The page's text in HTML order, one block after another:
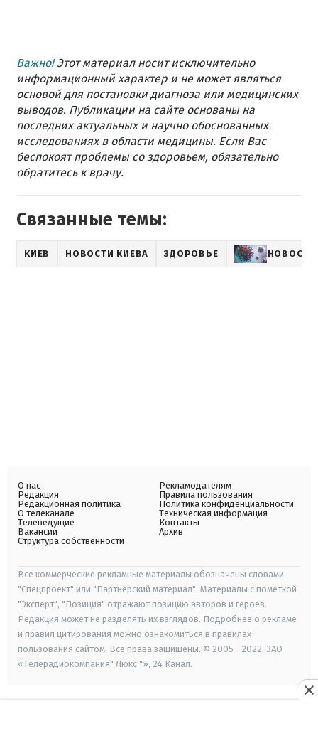
Важно!Этот материал носит исключительно
информационный характер и не может являться
основой для постановки диагноза или медицинских
выводов. Публикации на сайте основаны на
последних актуальных и научно обоснованных
исследованиях в области медицины. Если Вас
беспокоят проблемы со здоровьем, обязательно
обратитесь к врачу.
Связанные темы:
КИЕВ НОВОСТИ КИЕВА ЗДОРОВЬЕ НОВОСТИ
О нас
Редакция
Редакционная политика
О телеканале
Телеведущие
Вакансии
Структура собственности
Рекламодателям
Правила пользования
Политика конфиденциальности
Техническая информация
Контакты
Архив
Все коммерческие рекламные материалы обозначены словами
"Спецпроект" или "Партнерский материал". Материалы с пометкой
"Эксперт", "Позиция" отражают позицию авторов и героев.
Редакция может не разделять их взглядов. Подробнее о рекламе
и правил цитирования можно ознакомиться в правилах
пользования сайтом. Все права защищены. © 2005—2022, ЗАО
«Телерадиокомпания" Люкс "», 24 Канал.